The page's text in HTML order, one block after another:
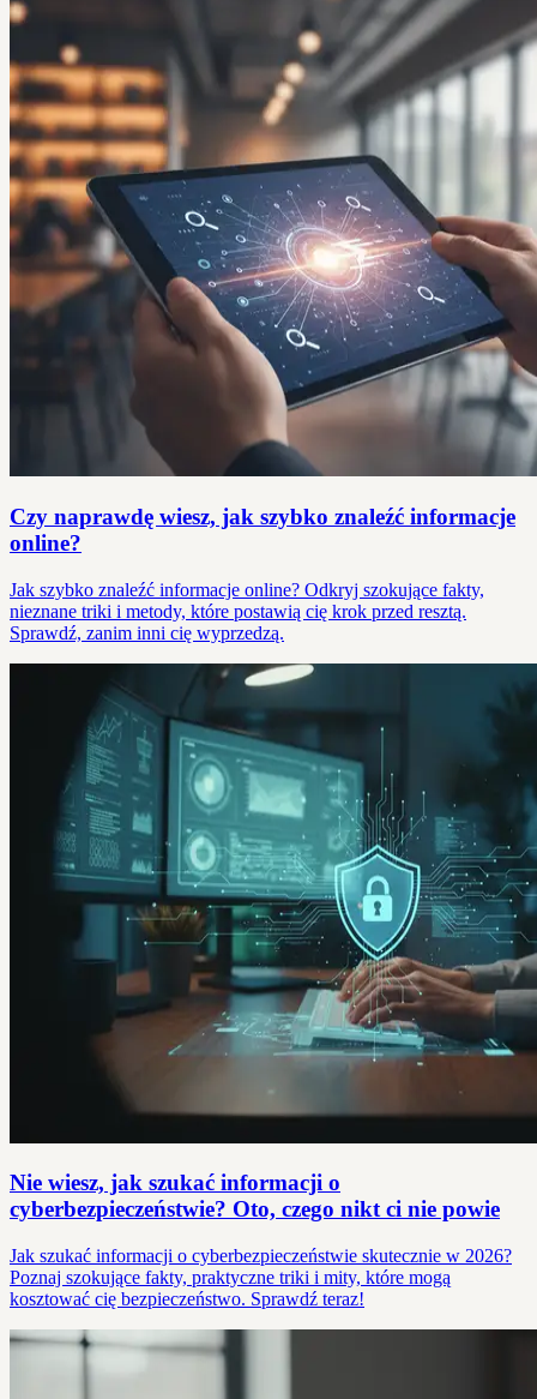
Czy naprawdę wiesz, jak szybko znaleźć informacje
online?
Jak szybko znaleźć informacje online? Odkryj szokujące fakty,
nieznane triki i metody, które postawią cię krok przed resztą.
Sprawdź, zanim inni cię wyprzedzą.
Nie wiesz, jak szukać informacji o
cyberbezpieczeństwie? Oto, czego nikt ci nie powie
Jak szukać informacji o cyberbezpieczeństwie skutecznie w 2026?
Poznaj szokujące fakty, praktyczne triki i mity, które mogą
kosztować cię bezpieczeństwo. Sprawdź teraz!